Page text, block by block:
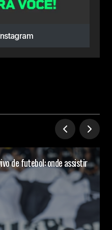
de futebol: onde assistir